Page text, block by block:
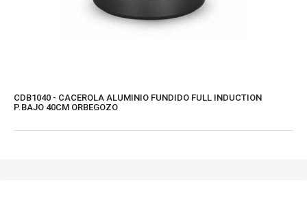
CDB1040 - CACEROLA ALUMINIO FUNDIDO FULL INDUCTION
P.BAJO 40CM ORBEGOZO